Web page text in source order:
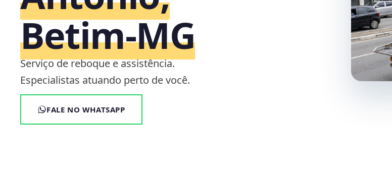
Betim‑MG
Serviço de reboque e assistência.
Especialistas atuando perto de você.
FALE NO WHATSAPP